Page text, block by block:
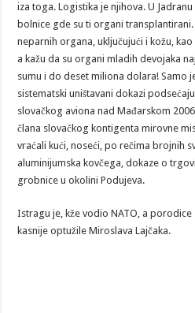
iza toga. Logistika je njihova. U
bolnice gde su ti organi
neparnih organa, uključujući i kožu,
a kažu da su organi mladih devojaka
sumu i do deset miliona dolara! Samo
sistematski uništavani dokazi
slovačkog aviona nad Mađarskom
člana slovačkog kontigenta mirovne
vraćali kući, noseći, po rečima brojnih
aluminijumska kovčega, dokaze o
grobnice u okolini Podujeva.
Istragu je, kže vodio NATO, a porodice
kasnije optužile Miroslava Lajčaka.